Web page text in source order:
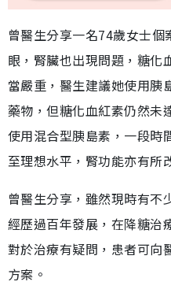
曾醫生分享一名74歲女士
眼，腎臟也出現問題，糖化
當嚴重，醫生建議她使用胰
藥物，但糖化血紅素仍然未
使用混合型胰島素，一段時
至理想水平，腎功能亦有所
曾醫生分享，雖然現時有不
經歷過百年發展，在降糖治
對於治療有疑問，患者可向
方案。